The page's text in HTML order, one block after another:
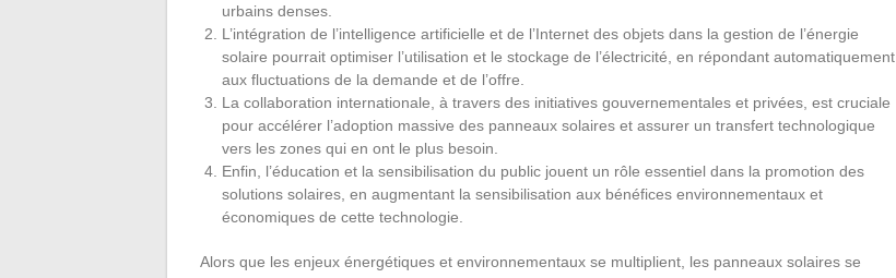
urbains denses.
L’intégration de l’intelligence artificielle et de l’Internet des objets dans la gestion de l’énergie
solaire pourrait optimiser l’utilisation et le stockage de l’électricité, en répondant automatiquement
aux fluctuations de la demande et de l’offre.
La collaboration internationale, à travers des initiatives gouvernementales et privées, est cruciale
pour accélérer l’adoption massive des panneaux solaires et assurer un transfert technologique
vers les zones qui en ont le plus besoin.
Enfin, l’éducation et la sensibilisation du public jouent un rôle essentiel dans la promotion des
solutions solaires, en augmentant la sensibilisation aux bénéfices environnementaux et
économiques de cette technologie.
Alors que les enjeux énergétiques et environnementaux se multiplient, les panneaux solaires se